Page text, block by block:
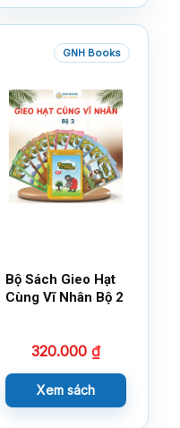
GNH Books
Bộ Sách Gieo Hạt
Cùng Vĩ Nhân Bộ 2
320.000 ₫
Xem sách